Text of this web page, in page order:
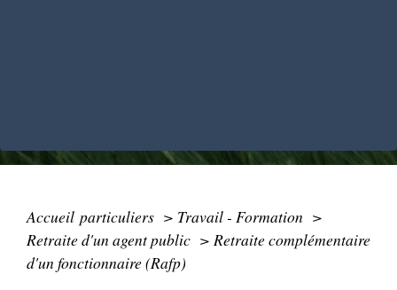
Accueil particuliers > Travail - Formation >
Retraite d'un agent public > Retraite complémentaire
d'un fonctionnaire (Rafp)